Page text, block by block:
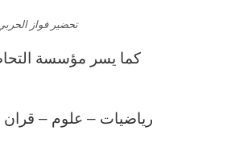
تحضير فواز الحربي
كما يسر مؤسسة
رياضيات – علوم – قران